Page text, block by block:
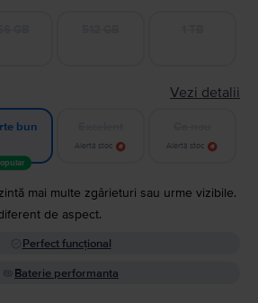
Vezi detalii
bun
Alertă stoc Alertă stoc
mai multe zgârieturi sau urme vizibile.
de aspect.
Perfect funcțional
Baterie performanta